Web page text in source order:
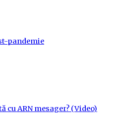
pandemie
cu ARN mesager? (Video)